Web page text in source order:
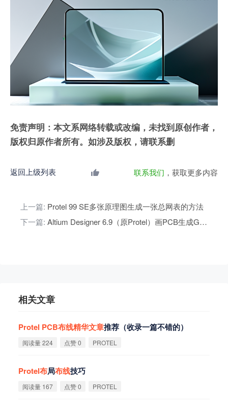
免责声明：本文系网络转载或改编，未找到原创作者，
版权归原作者所有。如涉及版权，请联系删
返回上级列表 联系我们 ，获取更多内容
上一篇: Protel 99 SE多张原理图生成一张总网表的方法
下一篇:
Altium Designer 6.9（原Protel）画PCB生成Gerber文件送厂打样入门操作概述
相关文章
Protel PCB布线精华文章推荐（收录一篇不错的）
阅读量 224 点赞 0 PROTEL
Protel布局布线技巧
阅读量 167 点赞 0 PROTEL